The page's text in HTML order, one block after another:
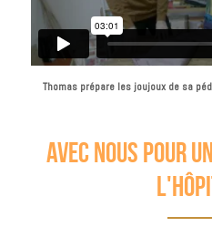
Thomas prépare les joujoux de sa
avec nous pour